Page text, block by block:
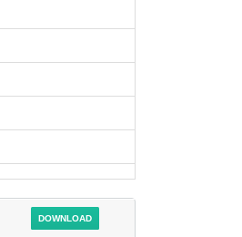
DOWNLOAD